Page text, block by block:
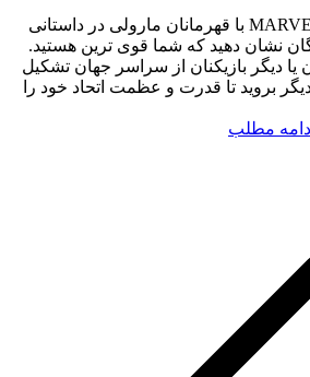
MARVEL Contest of Champions با قهرمانان مارولی در داستانی
نشان دهید که شما قوی ترین هستید.
یا دیگر بازیکنان از سراسر جهان تشکیل
بروید تا قدرت و عظمت اتحاد خود را
ادامه مطلب